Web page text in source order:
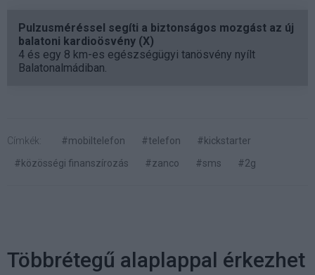
Pulzusméréssel segíti a biztonságos mozgást az új
balatoni kardioösvény (X)
4 és egy 8 km-es egészségügyi tanösvény nyílt
Balatonalmádiban.
Címkék: #mobiltelefon #telefon
#kickstarter
#közösségi finanszírozás
#zanco #sms #2g
Többrétegű alaplappal érkezhet